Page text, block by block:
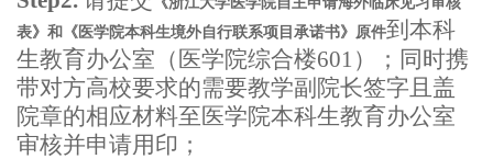
表》和《医学院本科生境外自行联系项目承诺书》原件到本科
生教育办公室（医学院综合楼601 ）；同时携
带对方高校要求的需要教学副院长签字且盖
院章的相应材料至医学院本科生教育办公室
审核并申请用印；